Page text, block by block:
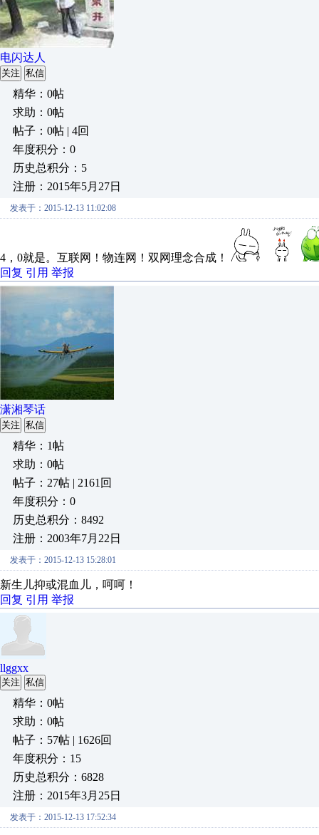
电闪达人
关注 私信
精华：0帖
求助：0帖
帖子：0帖 | 4回
年度积分：0
历史总积分：5
注册：2015年5月27日
发表于：2015-12-13 11:02:08
4，0就是。互联网！物连网！双网理念合成！
回复 引用 举报
潇湘琴话
关注 私信
精华：1帖
求助：0帖
帖子：27帖 | 2161回
年度积分：0
历史总积分：8492
注册：2003年7月22日
发表于：2015-12-13 15:28:01
新生儿抑或混血儿，呵呵！
回复 引用 举报
llggxx
关注 私信
精华：0帖
求助：0帖
帖子：57帖 | 1626回
年度积分：15
历史总积分：6828
注册：2015年3月25日
发表于：2015-12-13 17:52:34